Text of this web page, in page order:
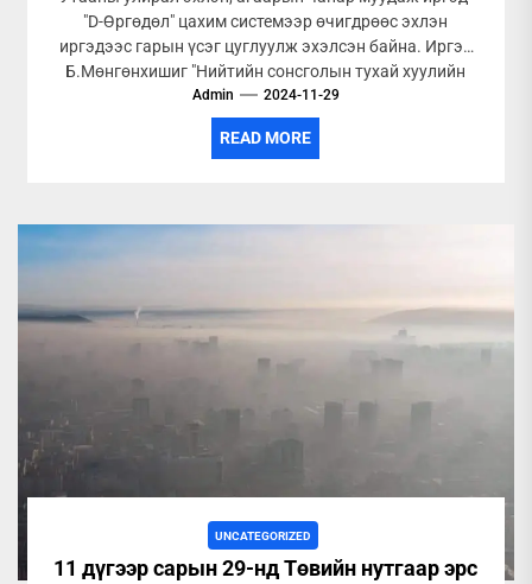
"D-Өргөдөл" цахим системээр өчигдрөөс эхлэн
иргэдээс гарын үсэг цуглуулж эхэлсэн байна. Иргэн
Б.Мөнгөнхишиг "Нийтийн сонсголын тухай хуулийн
6.2.2. Ерөнхий...
Admin 2024-11-29
READ MORE
UNCATEGORIZED
11 дүгээр сарын 29-нд Төвийн нутгаар эрс